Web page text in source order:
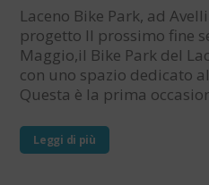
Laceno Bike Park, ad
progetto Il prossimo fine
Maggio,il Bike Park del
con uno spazio dedicato
Questa è la prima
Leggi di più